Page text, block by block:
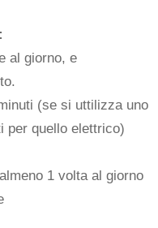
al giorno, e
(se si uttilizza uno
per quello elettrico)
1 volta al giorno